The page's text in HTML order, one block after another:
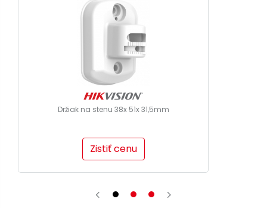
Držiak na stenu 38x 51x 31,5mm
Zistiť cenu